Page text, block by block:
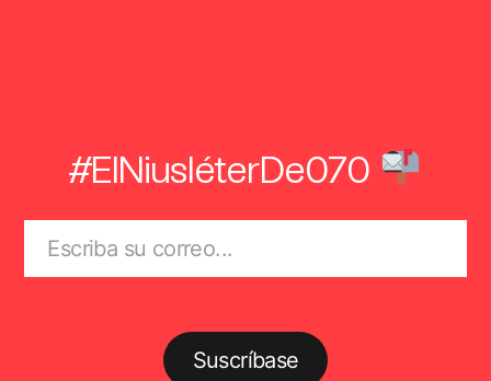
#ElNiusléterDe070
Suscríbase